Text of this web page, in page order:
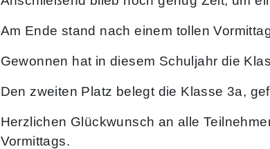
Am Ende stand nach einem tollen
Gewonnen hat in diesem Schuljahr die
Den zweiten Platz belegt die Klasse 3a,
Herzlichen Glückwunsch an alle
Vormittags.